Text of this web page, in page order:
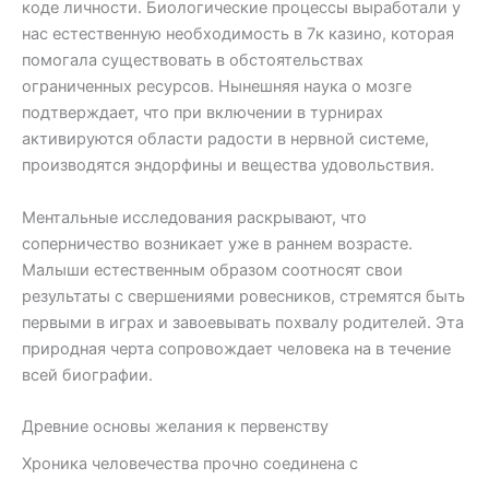
коде личности. Биологические процессы выработали у
нас естественную необходимость в 7к казино, которая
помогала существовать в обстоятельствах
ограниченных ресурсов. Нынешняя наука о мозге
подтверждает, что при включении в турнирах
активируются области радости в нервной системе,
производятся эндорфины и вещества удовольствия.
Ментальные исследования раскрывают, что
соперничество возникает уже в раннем возрасте.
Малыши естественным образом соотносят свои
результаты с свершениями ровесников, стремятся быть
первыми в играх и завоевывать похвалу родителей. Эта
природная черта сопровождает человека на в течение
всей биографии.
Древние основы желания к первенству
Хроника человечества прочно соединена с